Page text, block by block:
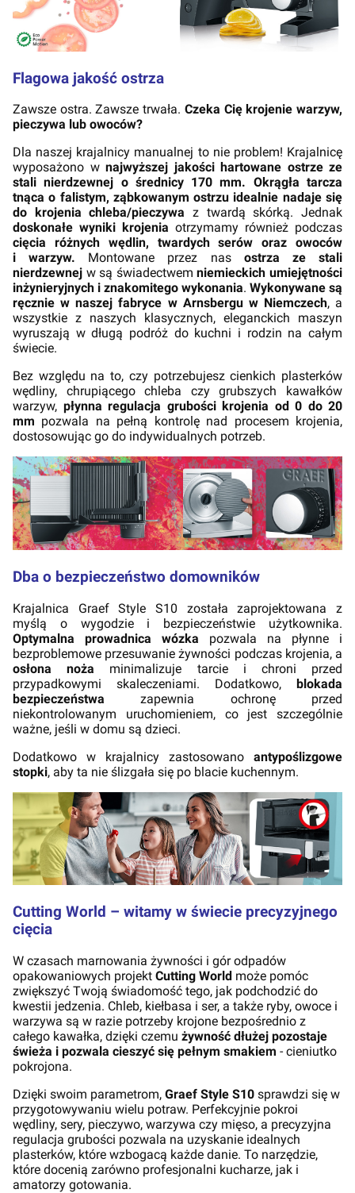
Flagowa jakość ostrza
Zawsze ostra. Zawsze trwała. Czeka Cię krojenie warzyw,
pieczywa lub owoców?
Dla naszej krajalnicy manualnej to nie problem! Krajalnicę
wyposażono w najwyższej jakości hartowane ostrze ze
stali nierdzewnej o średnicy 170 mm. Okrągła tarcza
tnąca o falistym, ząbkowanym ostrzu idealnie nadaje się
do krojenia chleba/pieczywa z twardą skórką. Jednak
doskonałe wyniki krojenia otrzymamy również podczas
cięcia różnych wędlin, twardych serów oraz owoców
i warzyw. Montowane przez nas ostrza ze stali
nierdzewnej w są świadectwemniemieckich umiejętności
inżynieryjnych i znakomitego wykonania. Wykonywane są
ręcznie w naszej fabryce w Arnsbergu w Niemczech, a
wszystkie z naszych klasycznych, eleganckich maszyn
wyruszają w długą podróż do kuchni i rodzin na całym
świecie.
Bez względu na to, czy potrzebujesz cienkich plasterków
wędliny, chrupiącego chleba czy grubszych kawałków
warzyw, płynna regulacja grubości krojenia od 0 do 20
mm pozwala na pełną kontrolę nad procesem krojenia,
dostosowując go do indywidualnych potrzeb.
Dba o bezpieczeństwo domowników
Krajalnica Graef Style S10 została zaprojektowana z
myślą o wygodzie i bezpieczeństwie użytkownika.
Optymalna prowadnica wózka pozwala na płynne i
bezproblemowe przesuwanie żywności podczas krojenia, a
osłona noża minimalizuje tarcie i chroni przed
przypadkowymi skaleczeniami. Dodatkowo, blokada
bezpieczeństwa zapewnia ochronę przed
niekontrolowanym uruchomieniem, co jest szczególnie
ważne, jeśli w domu są dzieci.
Dodatkowo w krajalnicy zastosowano antypoślizgowe
stopki, aby ta nie ślizgała się po blacie kuchennym.
Cutting World – witamy w świecie precyzyjnego
cięcia
W czasach marnowania żywności i gór odpadów
opakowaniowych projekt Cutting World może pomóc
zwiększyć Twoją świadomość tego, jak podchodzić do
kwestii jedzenia. Chleb, kiełbasa i ser, a także ryby, owoce i
warzywa są w razie potrzeby krojone bezpośrednio z
całego kawałka, dzięki czemu żywność dłużej pozostaje
świeża i pozwala cieszyć się pełnym smakiem - cieniutko
pokrojona.
Dzięki swoim parametrom, Graef Style S10 sprawdzi się w
przygotowywaniu wielu potraw. Perfekcyjnie pokroi
wędliny, sery, pieczywo, warzywa czy mięso, a precyzyjna
regulacja grubości pozwala na uzyskanie idealnych
plasterków, które wzbogacą każde danie. To narzędzie,
które docenią zarówno profesjonalni kucharze, jak i
amatorzy gotowania.